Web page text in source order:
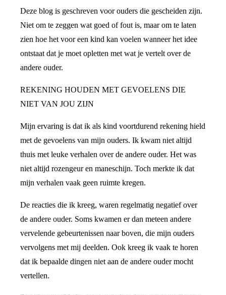
Deze blog is geschreven voor ouders die gescheiden zijn.
Niet om te zeggen wat goed of fout is, maar om te laten
zien hoe het voor een kind kan voelen wanneer het idee
ontstaat dat je moet opletten met wat je vertelt over de
andere ouder.
REKENING HOUDEN MET GEVOELENS DIE
NIET VAN JOU ZIJN
Mijn ervaring is dat ik als kind voortdurend rekening hield
met de gevoelens van mijn ouders. Ik kwam niet altijd
thuis met leuke verhalen over de andere ouder. Het was
niet altijd rozengeur en maneschijn. Toch merkte ik dat
mijn verhalen vaak geen ruimte kregen.
De reacties die ik kreeg, waren regelmatig negatief over
de andere ouder. Soms kwamen er dan meteen andere
vervelende gebeurtenissen naar boven, die mijn ouders
vervolgens met mij deelden. Ook kreeg ik vaak te horen
dat ik bepaalde dingen niet aan de andere ouder mocht
vertellen.